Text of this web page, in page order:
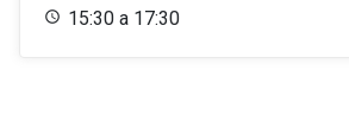
15:30 a 17:30